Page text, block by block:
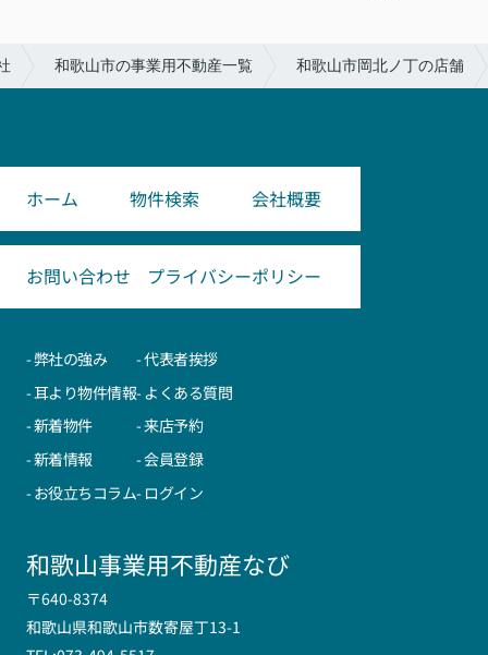
和歌山市の事業用不動産一覧 和歌山市岡北ノ丁の店舗
ホーム 物件検索 会社概要
お問い合わせ プライバシーポリシー
- 弊社の強み
- 耳より物件情報
- 新着物件
- 新着情報
- お役立ちコラム
- 代表者挨拶
- よくある質問
- 来店予約
- 会員登録
- ログイン
和歌山事業用不動産なび
〒640-8374
和歌山県和歌山市数寄屋丁13-1